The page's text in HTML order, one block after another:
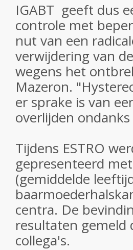
IGABT geeft dus
controle met
nut van een
verwijdering van
wegens het
Mazeron.
er sprake is van
overlijden
Tijdens ESTRO
gepresenteerd
(gemiddelde
centra. De
resultaten gemeld
collega's.